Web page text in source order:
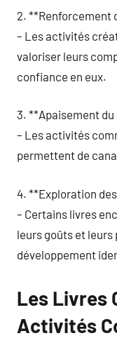
2. **Renforcement
– Les activités
valoriser leurs
confiance en eux.
3. **Apaisement
– Les activités
permettent de
4. **Exploration
– Certains livres
leurs goûts et
développement
Les Livres
Activités